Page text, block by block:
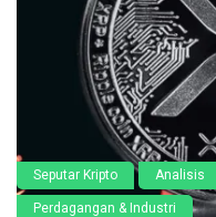
Seputar Kripto Analisis
Perdagangan & Industri